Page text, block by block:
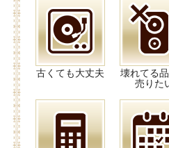
古くても大丈夫
壊れてる
売りた